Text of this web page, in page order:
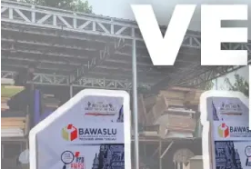
Solusi
Terbaik
untuk
Kesuksesan
Acara
Anda